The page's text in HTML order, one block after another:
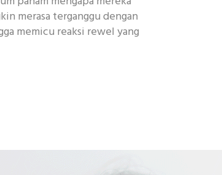
merasa terganggu dengan
memicu reaksi rewel yang